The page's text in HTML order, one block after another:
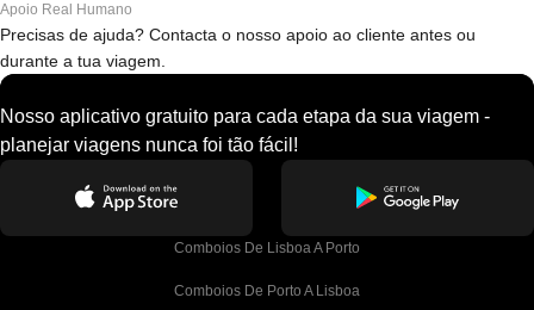
Apoio Real Humano
Precisas de ajuda? Contacta o nosso apoio ao cliente antes ou
durante a tua viagem.
Nosso aplicativo gratuito para cada etapa da sua viagem -
planejar viagens nunca foi tão fácil!
Comboios De Lisboa A Porto
Comboios De Porto A Lisboa